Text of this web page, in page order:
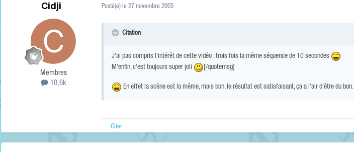
Cidji
Membres
10,6k
Posté(e) le 27 novembre 2005
Citation
J'ai pas compris l'intérêt de cette vidéo : trois fois la même séquence de 10 secondes
M'enfin, c'est toujours super joli
[/quotemsg]
En effet la scène est la même, mais bon, le résultat est satisfaisant, ça a l'air d'être du bon.
Citer